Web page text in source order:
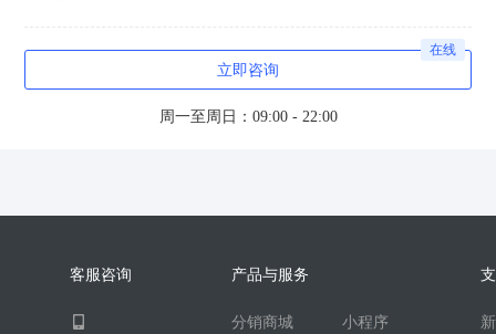
立即咨询
在线
周一至周日：09:00 - 22:00
客服咨询 产品与服务
分销商城
小程序